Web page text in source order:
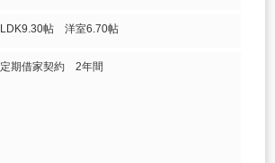
LDK9.30帖 洋室6.70帖
定期借家契約 2年間